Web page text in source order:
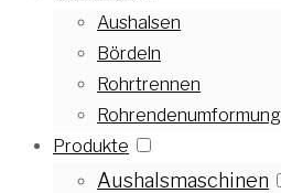
Aushalsen
Bördeln
Rohrtrennen
Rohrendenumformung
Produkte
Aushalsmaschinen